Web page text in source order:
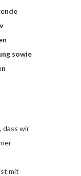
sowie
dass wir
mit